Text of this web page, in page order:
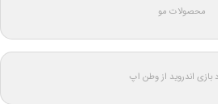
محصولات مو
بازی اندروید از وطن اپ